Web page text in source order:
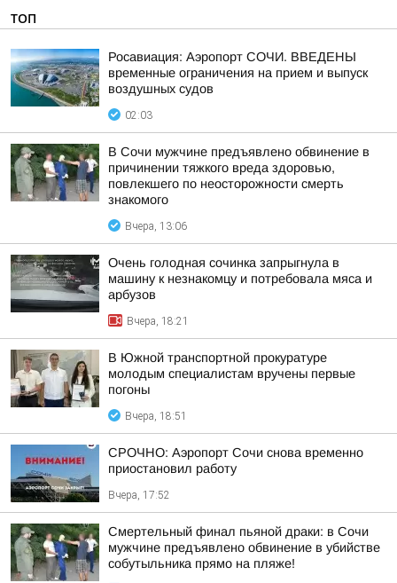
ТОП
Росавиация: Аэропорт СОЧИ. ВВЕДЕНЫ
временные ограничения на прием и выпуск
воздушных судов
02:03
В Сочи мужчине предъявлено обвинение в
причинении тяжкого вреда здоровью,
повлекшего по неосторожности смерть
знакомого
Вчера, 13:06
Очень голодная сочинка запрыгнула в
машину к незнакомцу и потребовала мяса и
арбузов
Вчера, 18:21
В Южной транспортной прокуратуре
молодым специалистам вручены первые
погоны
Вчера, 18:51
СРОЧНО: Аэропорт Сочи снова временно
приостановил работу
Вчера, 17:52
Смертельный финал пьяной драки: в Сочи
мужчине предъявлено обвинение в убийстве
собутыльника прямо на пляже!